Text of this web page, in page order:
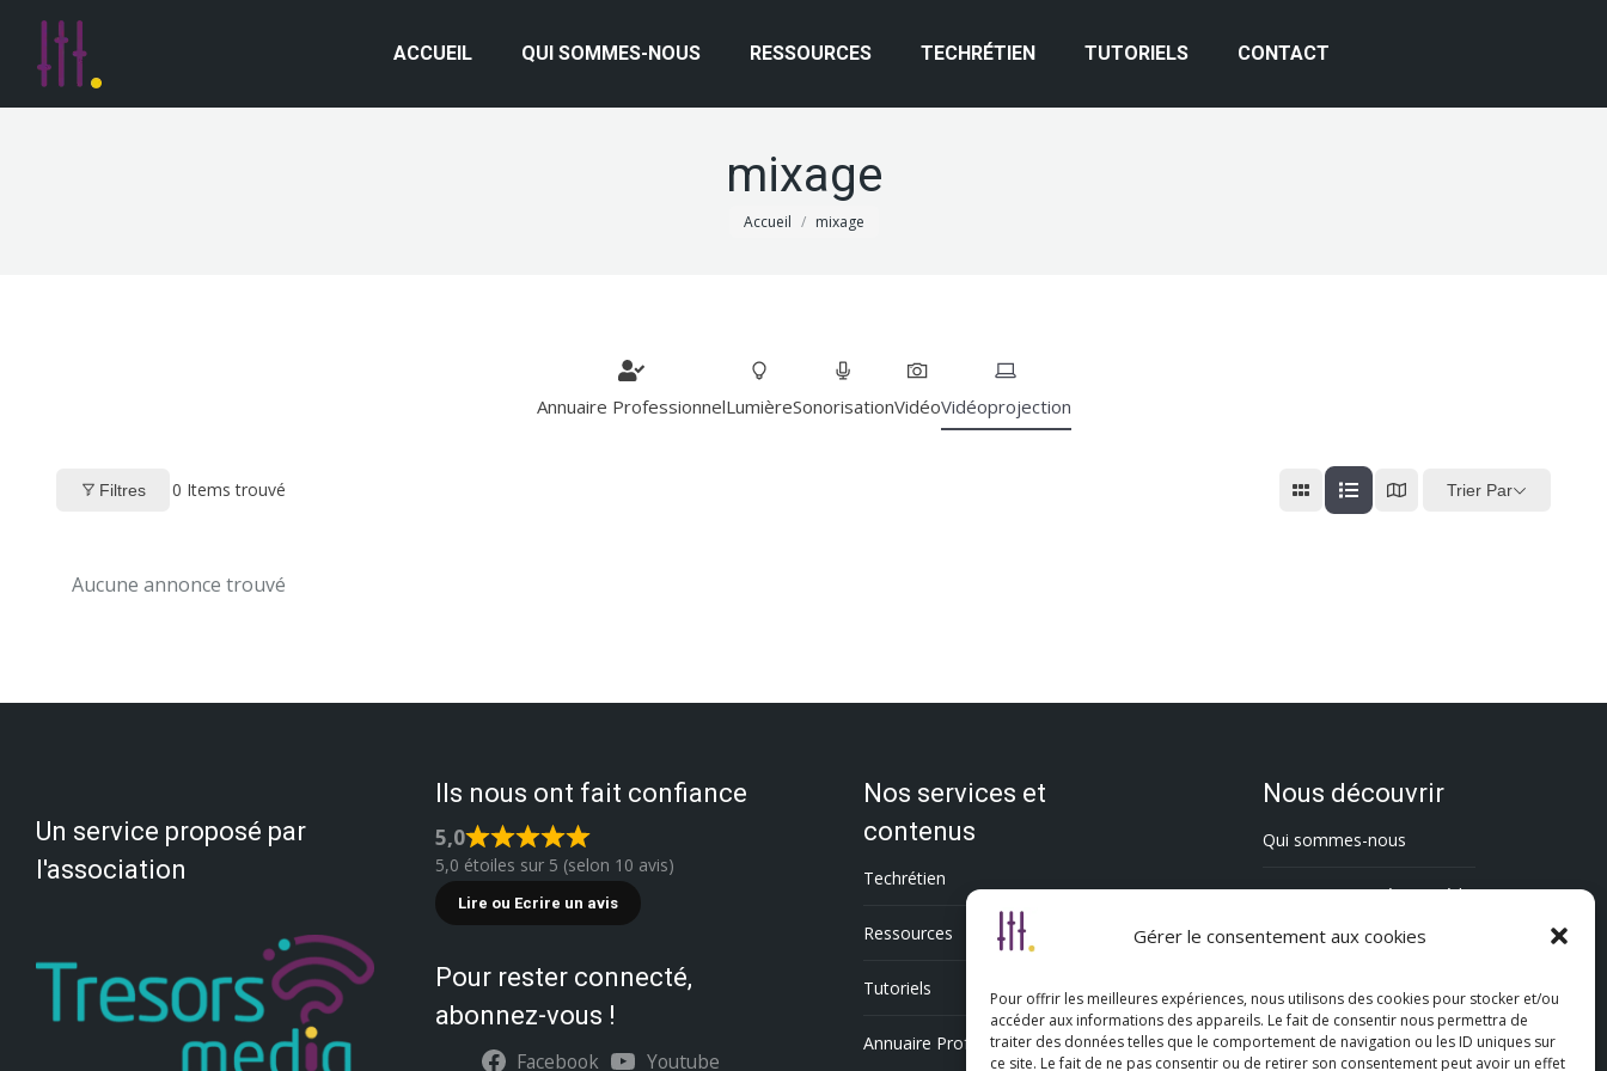
Gérer le consentement aux cookies
Pour offrir les meilleures expériences, nous utilisons des cookies pour stocker et/ou
accéder aux informations des appareils. Le fait de consentir nous permettra de
traiter des données telles que le comportement de navigation ou les ID uniques sur
ce site. Le fait de ne pas consentir ou de retirer son consentement peut avoir un effet
ACCUEIL QUI SOMMES-NOUS RESSOURCES TECHRÉTIEN TUTORIELS CONTACT
mixage
Vous êtes ici :
Accueil mixage
Annuaire ProfessionnelLumièreSonorisationVidéoVidéoprojection
Filtres 0 Items trouvé Trier Par
Aucune annonce trouvé
Un service proposé par
l'association
Ils nous ont fait confiance
5,0
5,0 étoiles sur 5 (selon 10 avis)
Lire ou Ecrire un avis
Pour rester connecté,
abonnez-vous !
Facebook Youtube
Nos services et
contenus
Techrétien
Ressources
Tutoriels
Annuaire Professionnel
Nous découvrir
Qui sommes-nous
L’association Trésorsmédia
Contact
Politique de cookies (UE)
Mentions légales